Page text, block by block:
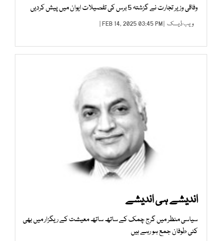
وفاقی وزیر تجارت نے گزشتہ 5 برس کی تفصیلات ایوان میں پیش کردیں
ویب ڈیسک | FEB 14, 2025 03:45 PM |
اندیشے ہی اندیشے
سیاسی منظر میں گرج چمک کے ساتھ ساتھ معیشت کے ریگزار میں بھی
کئی طوفان جمع ہو رہے ہیں